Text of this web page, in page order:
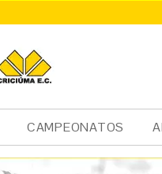
CAMPEONATOS